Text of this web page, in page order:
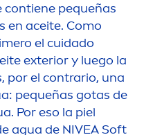
contiene pequeñas
en aceite. Como
el cuidado
exterior y luego la
por el contrario, una
pequeñas gotas de
Por eso la piel
agua de NIVEASoft